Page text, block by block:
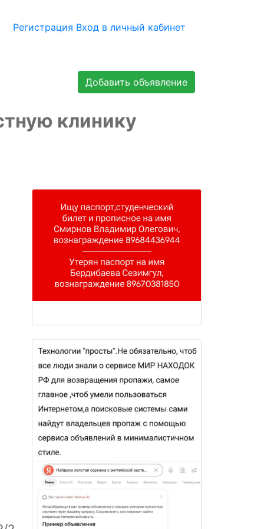
Регистрация Вход в личный кабинет
Добавить объявление
клинику